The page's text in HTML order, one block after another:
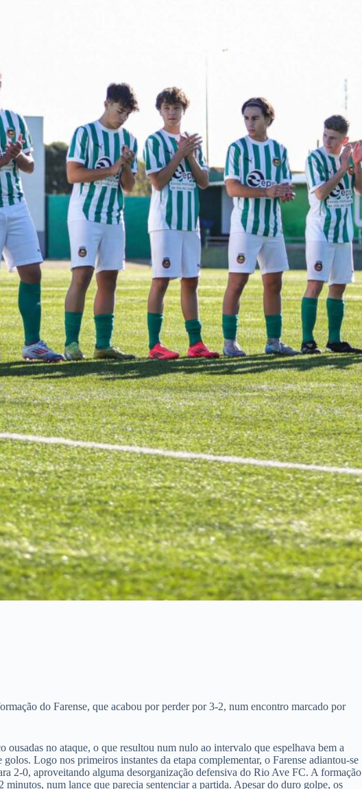
do Farense, que acabou por perder por 3-2, num encontro marcado por
no ataque, o que resultou num nulo ao intervalo que espelhava bem a
Logo nos primeiros instantes da etapa complementar, o Farense adiantou-se
2-0, aproveitando alguma desorganização defensiva do Rio Ave FC. A formação
num lance que parecia sentenciar a partida. Apesar do duro golpe, os